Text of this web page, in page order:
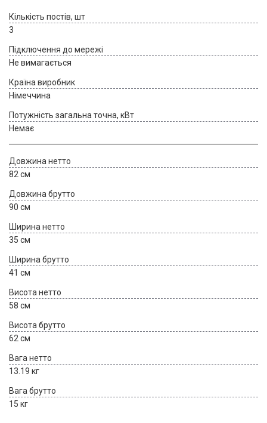
Кількість постів, шт
3
Підключення до мережі
Не вимагається
Країна виробник
Німеччина
Потужність загальна точна, кВт
Немає
Довжина нетто
82 см
Довжина брутто
90 см
Ширина нетто
35 см
Ширина брутто
41 см
Висота нетто
58 см
Висота брутто
62 см
Вага нетто
13.19 кг
Вага брутто
15 кг